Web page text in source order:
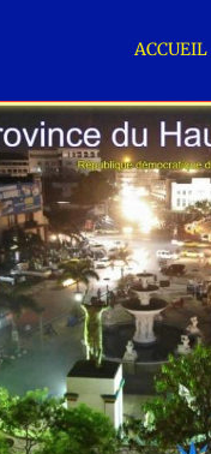
ACCUEIL